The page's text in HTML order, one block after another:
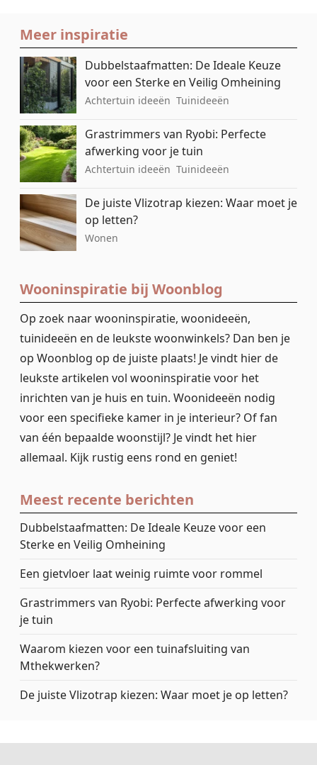
Meer inspiratie
Dubbelstaafmatten: De Ideale Keuze
voor een Sterke en Veilig Omheining
Achtertuin ideeën Tuinideeën
Grastrimmers van Ryobi: Perfecte
afwerking voor je tuin
Achtertuin ideeën Tuinideeën
De juiste Vlizotrap kiezen: Waar moet je
op letten?
Wonen
Wooninspiratie bij Woonblog
Op zoek naar wooninspiratie, woonideeën,
tuinideeën en de leukste woonwinkels? Dan ben je
op Woonblog op de juiste plaats! Je vindt hier de
leukste artikelen vol wooninspiratie voor het
inrichten van je huis en tuin. Woonideeën nodig
voor een specifieke kamer in je interieur? Of fan
van één bepaalde woonstijl? Je vindt het hier
allemaal. Kijk rustig eens rond en geniet!
Meest recente berichten
Dubbelstaafmatten: De Ideale Keuze voor een
Sterke en Veilig Omheining
Een gietvloer laat weinig ruimte voor rommel
Grastrimmers van Ryobi: Perfecte afwerking voor
je tuin
Waarom kiezen voor een tuinafsluiting van
Mthekwerken?
De juiste Vlizotrap kiezen: Waar moet je op letten?